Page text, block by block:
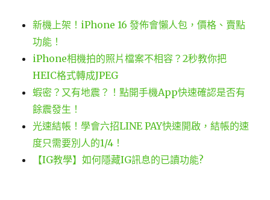
新機上架！iPhone 16 發佈會懶人包，價格、賣點
功能！
iPhone相機拍的照片檔案不相容？2秒教你把
HEIC格式轉成JPEG
蝦密？又有地震？！點開手機App快速確認是否有
餘震發生！
光速結帳！學會六招LINE PAY快速開啟，結帳的速
度只需要別人的1/4！
【IG教學】如何隱藏IG訊息的已讀功能?